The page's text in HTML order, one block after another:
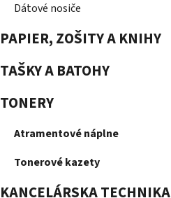
Dátové nosiče
PAPIER, ZOŠITY A KNIHY
TAŠKY A BATOHY
TONERY
Atramentové náplne
Tonerové kazety
KANCELÁRSKA TECHNIKA